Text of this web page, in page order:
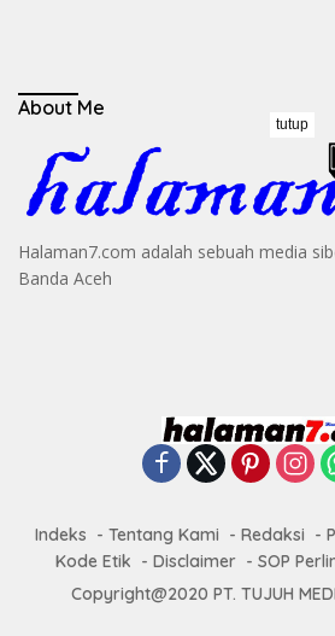
About Me
Halaman7.com adalah sebuah media
Banda Aceh
Indeks Tentang Kami Redaksi
Kode Etik
Disclaimer
SOP
Copyright@2020 PT. TUJUH
tutup